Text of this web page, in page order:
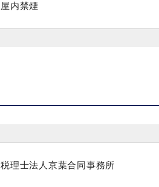
屋内禁煙
税理士法人京葉合同事務所